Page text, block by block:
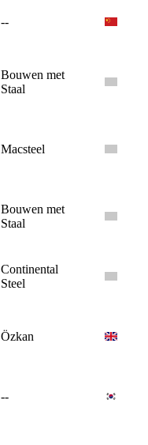
--
Bouwen met
Staal
Macsteel
Bouwen met
Staal
Continental
Steel
Özkan
--